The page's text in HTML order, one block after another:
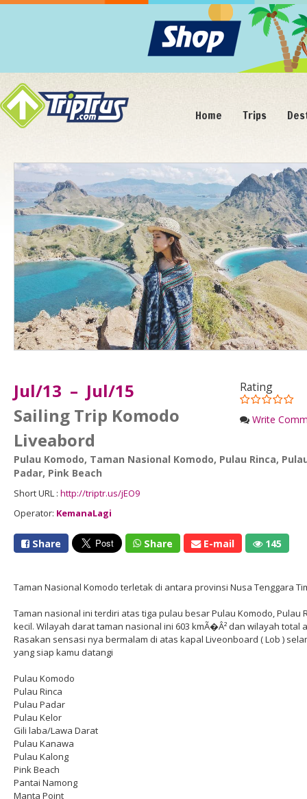
Home Trips
Rating
Write
Jul/13 – Jul/15
Sailing Trip Komodo
Liveabord
Pulau Komodo, Taman Nasional Komodo, Pulau Rinca,
Padar, Pink Beach
Short URL : http://triptr.us/jEO9
Operator: KemanaLagi
Share Share E-mail 145
Taman Nasional Komodo terletak di antara provinsi Nusa Tenggara
Taman nasional ini terdiri atas tiga pulau besar Pulau Komodo,
kecil. Wilayah darat taman nasional ini 603 kmÃ�Â² dan wilayah total
Rasakan sensasi nya bermalam di atas kapal Liveonboard ( Lob )
yang siap kamu datangi
Pulau Komodo
Pulau Rinca
Pulau Padar
Pulau Kelor
Gili laba/Lawa Darat
Pulau Kanawa
Pulau Kalong
Pink Beach
Pantai Namong
Manta Point